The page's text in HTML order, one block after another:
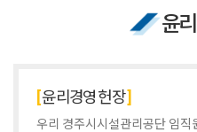
윤
윤리경영 헌장
우리 경주시시설관리공단 임직